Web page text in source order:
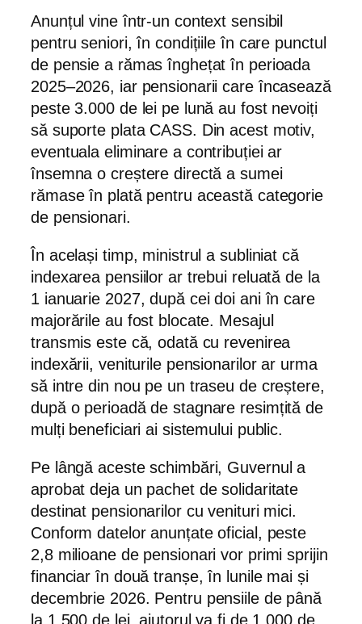
Anunțul vine într-un context sensibil
pentru seniori, în condițiile în care punctul
de pensie a rămas înghețat în perioada
2025–2026, iar pensionarii care încasează
peste 3.000 de lei pe lună au fost nevoiți
să suporte plata CASS. Din acest motiv,
eventuala eliminare a contribuției ar
însemna o creștere directă a sumei
rămase în plată pentru această categorie
de pensionari.
În același timp, ministrul a subliniat că
indexarea pensiilor ar trebui reluată de la
1 ianuarie 2027, după cei doi ani în care
majorările au fost blocate. Mesajul
transmis este că, odată cu revenirea
indexării, veniturile pensionarilor ar urma
să intre din nou pe un traseu de creștere,
după o perioadă de stagnare resimțită de
mulți beneficiari ai sistemului public.
Pe lângă aceste schimbări, Guvernul a
aprobat deja un pachet de solidaritate
destinat pensionarilor cu venituri mici.
Conform datelor anunțate oficial, peste
2,8 milioane de pensionari vor primi sprijin
financiar în două tranșe, în lunile mai și
decembrie 2026. Pentru pensiile de până
la 1.500 de lei, ajutorul va fi de 1.000 de